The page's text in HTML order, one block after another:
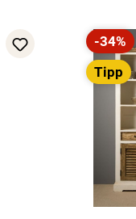
Rabatt
-34%
Tipp